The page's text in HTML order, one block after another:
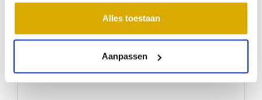
Alles toestaan
Aanpassen